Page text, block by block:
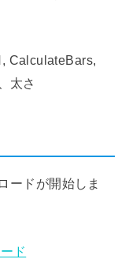
CalculateBars,
太さ
ードが開始しま
ド